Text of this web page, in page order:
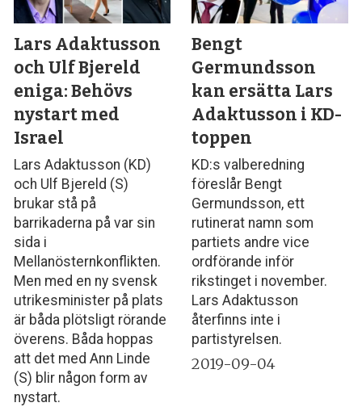
Lars Adaktusson
och Ulf Bjereld
eniga: Behövs
nystart med
Israel
Lars Adaktusson (KD)
och Ulf Bjereld (S)
brukar stå på
barrikaderna på var sin
sida i
Mellanösternkonflikten.
Men med en ny svensk
utrikesminister på plats
är båda plötsligt rörande
överens. Båda hoppas
att det med Ann Linde
(S) blir någon form av
nystart.
Bengt
Germundsson
kan ersätta Lars
Adaktusson i KD-
toppen
KD:s valberedning
föreslår Bengt
Germundsson, ett
rutinerat namn som
partiets andre vice
ordförande inför
rikstinget i november.
Lars Adaktusson
återfinns inte i
partistyrelsen.
2019-09-04